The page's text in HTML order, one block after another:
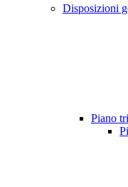
Disposizioni
Piano